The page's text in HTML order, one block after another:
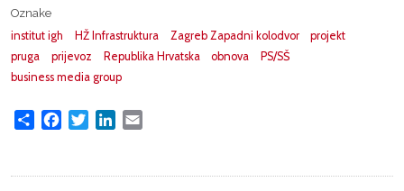
Oznake
institut igh
HŽ Infrastruktura Zagreb Zapadni kolodvor
projekt
pruga
prijevoz Republika Hrvatska obnova
PS/SŠ
business media group
Share FacebookTwitterLinkedIn